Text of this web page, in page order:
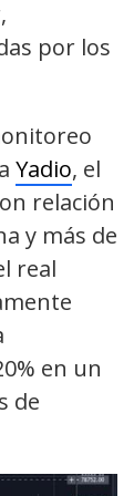
por los
Yadio, el
relación
y más de
real
en un
de